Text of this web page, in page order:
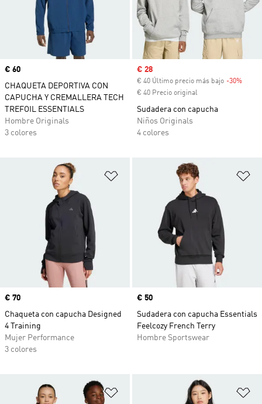
Precio
€ 60
CHAQUETA DEPORTIVA CON
CAPUCHA Y CREMALLERA TECH
TREFOIL ESSENTIALS
Hombre Originals
3 colores
Precio de venta
€ 28
€ 40 Último precio más bajo -30%
€ 40 Precio original
Sudadera con capucha
Niños Originals
4 colores
Añadir a la lista de deseos
Precio
€ 70
Chaqueta con capucha Designed
4 Training
Mujer Performance
3 colores
Precio
€ 50
Sudadera con capucha Essentials
Feelcozy French Terry
Hombre Sportswear
Añadir a la lista de deseos